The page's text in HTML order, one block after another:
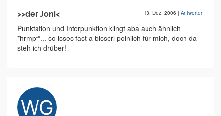
>>der Joni< 18. Dez. 2006 | Antworten
Punktation und Interpunktion klingt aba auch ähnlich
*hrmpf*... so isses fast a bisserl peinlich für mich, doch da
steh ich drüber!